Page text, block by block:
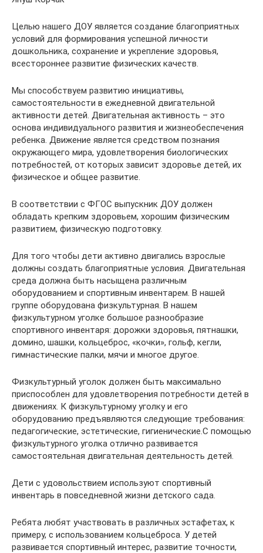
Целью нашего ДОУ является создание благоприятных
условий для формирования успешной личности
дошкольника, сохранение и укрепление здоровья,
всестороннее развитие физических качеств.
Мы способствуем развитию инициативы,
самостоятельности в ежедневной двигательной
активности детей. Двигательная активность – это
основа индивидуального развития и жизнеобеспечения
ребенка. Движение является средством познания
окружающего мира, удовлетворения биологических
потребностей, от которых зависит здоровье детей, их
физическое и общее развитие.
В соответствии с ФГОС выпускник ДОУ должен
обладать крепким здоровьем, хорошим физическим
развитием, физическую подготовку.
Для того чтобы дети активно двигались взрослые
должны создать благоприятные условия. Двигательная
среда должна быть насыщена различным
оборудованием и спортивным инвентарем. В нашей
группе оборудована физкультурная. В нашем
физкультурном уголке большое разнообразие
спортивного инвентаря: дорожки здоровья, пятнашки,
домино, шашки, кольцеброс, «кочки», гольф, кегли,
гимнастические палки, мячи и многое другое.
Физкультурный уголок должен быть максимально
приспособлен для удовлетворения потребности детей в
движениях. К физкультурному уголку и его
оборудованию предъявляются следующие требования:
педагогические, эстетические, гигиенические.С помощью
физкультурного уголка отлично развивается
самостоятельная двигательная деятельность детей.
Дети с удовольствием используют спортивный
инвентарь в повседневной жизни детского сада.
Ребята любят участвовать в различных эстафетах, к
примеру, с использованием кольцеброса. У детей
развивается спортивный интерес, развитие точности,